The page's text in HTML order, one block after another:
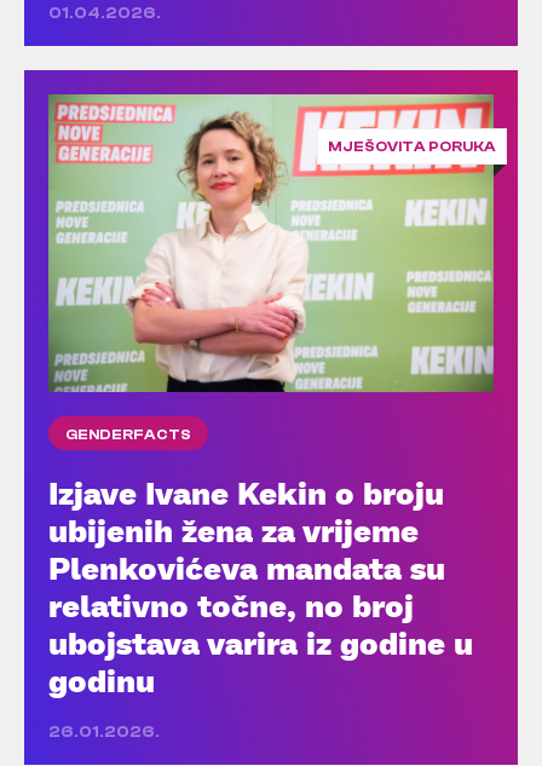
01.04.2026.
MJEŠOVITA PORUKA
GENDERFACTS
Izjave Ivane Kekin o broju
ubijenih žena za vrijeme
Plenkovićeva mandata su
relativno točne, no broj
ubojstava varira iz godine u
godinu
26.01.2026.